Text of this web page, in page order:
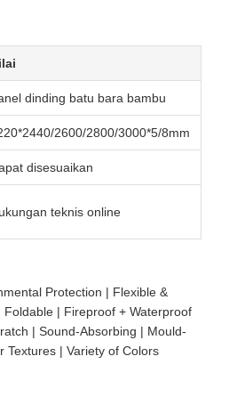
dinding batu bara bambu
2600/2800/3000*5/8mm
disesuaikan
teknis online
Protection | Flexible &
| Fireproof + Waterproof
| Sound-Absorbing | Mould-
Textures | Variety of Colors